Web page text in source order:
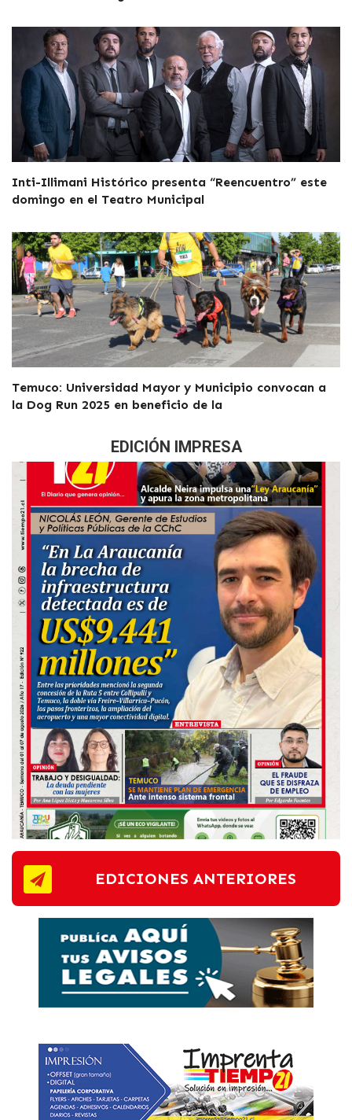
Inti-Illimani Histórico presenta “Reencuentro” este
domingo en el Teatro Municipal
Temuco: Universidad Mayor y Municipio convocan a
la Dog Run 2025 en beneficio de la
EDICIÓN IMPRESA
EDICIONES ANTERIORES